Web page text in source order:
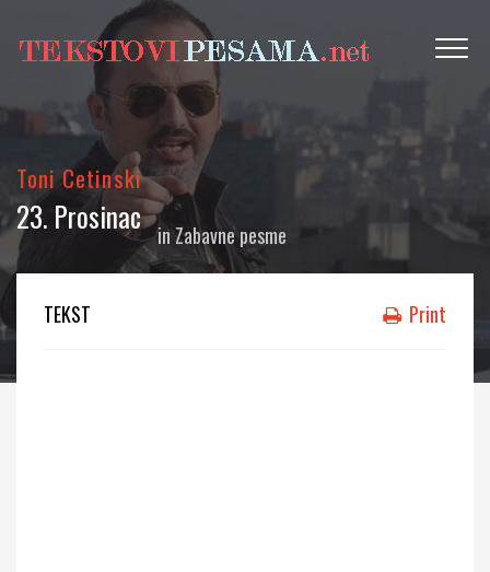
Toni Cetinski
23. Prosinac in Zabavne pesme
TEKST Print